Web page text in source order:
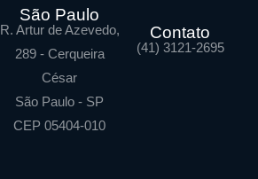
São Paulo
R. Artur de Azevedo,
289 - Cerqueira
César
São Paulo - SP
CEP 05404-010
Contato
(41) 3121-2695